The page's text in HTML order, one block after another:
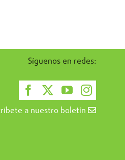
Síguenos en redes:
a nuestro boletín